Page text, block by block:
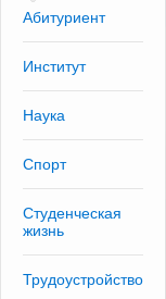
Абитуриент
Институт
Наука
Спорт
Студенческая
жизнь
Трудоустройство